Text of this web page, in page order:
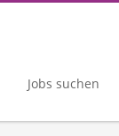
Jobs suchen